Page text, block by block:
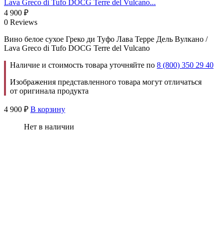
Lava Greco di Tufo DOCG Terre del Vulcano...
4 900 ₽
0 Reviews
Вино белое сухое Греко ди Туфо Лава Терре Дель Вулкано /
Lava Greco di Tufo DOCG Terre del Vulcano
Наличие и стоимость товара уточняйте по 8 (800) 350 29 40
Изображения представленного товара могут отличаться
от оригинала продукта
4 900 ₽ В корзину
Нет в наличии